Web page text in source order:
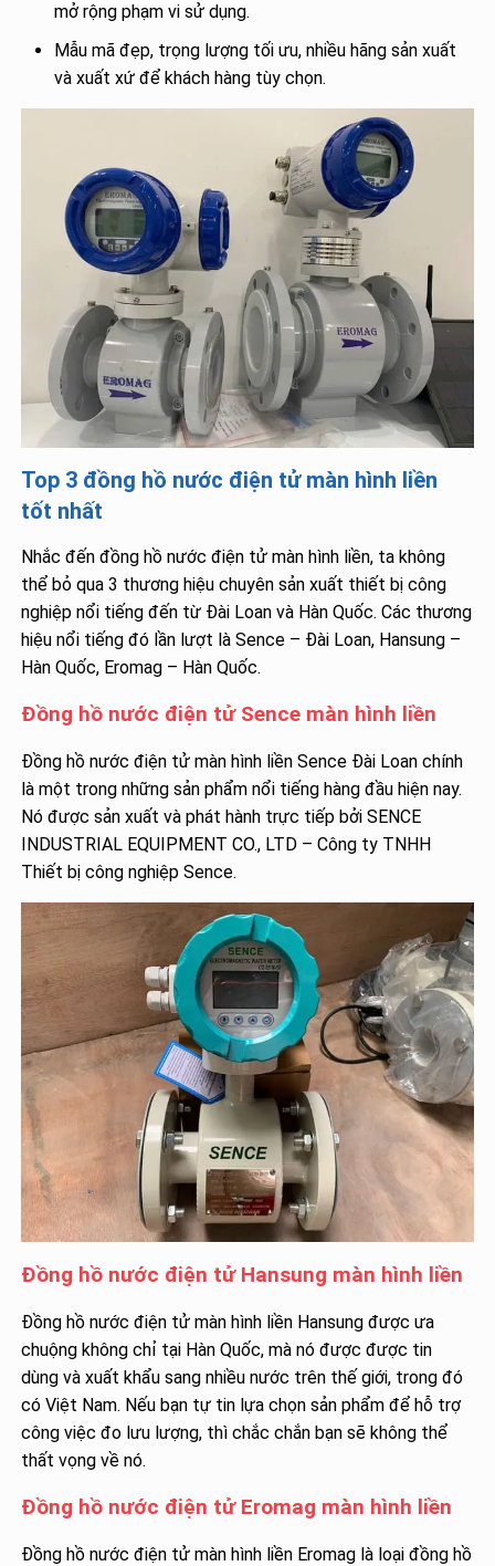
mở rộng phạm vi sử dụng.
Mẫu mã đẹp, trọng lượng tối ưu, nhiều hãng sản xuất
và xuất xứ để khách hàng tùy chọn.
Top 3 đồng hồ nước điện tử màn hình liền
tốt nhất
Nhắc đến đồng hồ nước điện tử màn hình liền, ta không
thể bỏ qua 3 thương hiệu chuyên sản xuất thiết bị công
nghiệp nổi tiếng đến từ Đài Loan và Hàn Quốc. Các thương
hiệu nổi tiếng đó lần lượt là Sence – Đài Loan, Hansung –
Hàn Quốc, Eromag – Hàn Quốc.
Đồng hồ nước điện tử Sence màn hình liền
Đồng hồ nước điện tử màn hình liền Sence Đài Loan chính
là một trong những sản phẩm nổi tiếng hàng đầu hiện nay.
Nó được sản xuất và phát hành trực tiếp bởi SENCE
INDUSTRIAL EQUIPMENT CO., LTD – Công ty TNHH
Thiết bị công nghiệp Sence.
Đồng hồ nước điện tử Hansung màn hình liền
Đồng hồ nước điện tử màn hình liền Hansung được ưa
chuộng không chỉ tại Hàn Quốc, mà nó được được tin
dùng và xuất khẩu sang nhiều nước trên thế giới, trong đó
có Việt Nam. Nếu bạn tự tin lựa chọn sản phẩm để hỗ trợ
công việc đo lưu lượng, thì chắc chắn bạn sẽ không thể
thất vọng về nó.
Đồng hồ nước điện tử Eromag màn hình liền
Đồng hồ nước điện tử màn hình liền Eromag là loại đồng hồ